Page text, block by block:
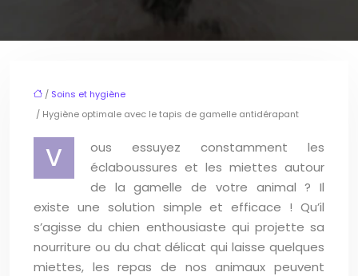
/ Soins et hygiène
/ Hygiène optimale avec le tapis de gamelle antidérapant
V
ous essuyez constamment les
éclaboussures et les miettes autour
de la gamelle de votre animal ? Il
existe une solution simple et efficace ! Qu’il
s’agisse du chien enthousiaste qui projette sa
nourriture ou du chat délicat qui laisse quelques
miettes, les repas de nos animaux peuvent